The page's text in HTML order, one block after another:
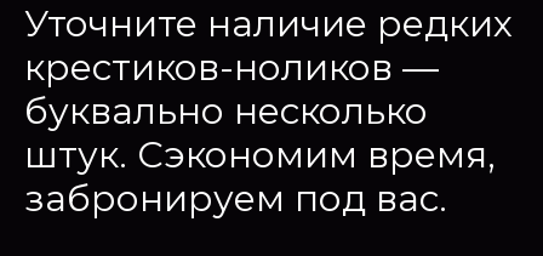
Уточните наличие редких
крестиков-ноликов —
буквально несколько
штук. Сэкономим время,
забронируем под вас.